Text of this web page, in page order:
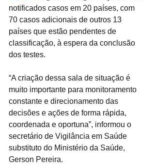
notificados casos em 20 países, com
70 casos adicionais de outros 13
países que estão pendentes de
classificação, à espera da conclusão
dos testes.
“A criação dessa sala de situação é
muito importante para monitoramento
constante e direcionamento das
decisões e ações de forma rápida,
coordenada e oportuna”, informou o
secretário de Vigilância em Saúde
substituto do Ministério da Saúde,
Gerson Pereira.